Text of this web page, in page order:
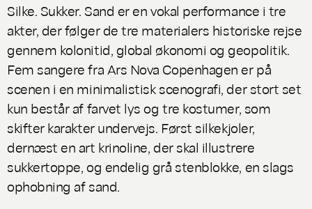
Silke. Sukker. Sand er en vokal performance i tre
akter, der følger de tre materialers historiske rejse
gennem kolonitid, global økonomi og geopolitik.
Fem sangere fra Ars Nova Copenhagen er på
scenen i en minimalistisk scenografi, der stort set
kun består af farvet lys og tre kostumer, som
skifter karakter undervejs. Først silkekjoler,
dernæst en art krinoline, der skal illustrere
sukkertoppe, og endelig grå stenblokke, en slags
ophobning af sand.